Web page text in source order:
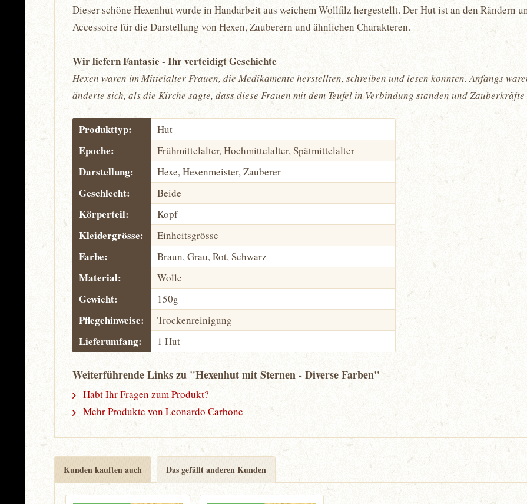
Dieser schöne Hexenhut wurde in Handarbeit aus weichem Wollfilz hergestellt. Der Hut ist an den Rändern
Accessoire für die Darstellung von Hexen, Zauberern und ähnlichen Charakteren.
Wir liefern Fantasie - Ihr verteidigt Geschichte
Hexen waren im Mittelalter Frauen, die Medikamente herstellten, schreiben und lesen konnten. Anfangs
änderte sich, als die Kirche sagte, dass diese Frauen mit dem Teufel in Verbindung standen und Zauberkräfte
Produkttyp: Hut
Epoche: Frühmittelalter, Hochmittelalter, Spätmittelalter
Darstellung: Hexe, Hexenmeister, Zauberer
Geschlecht: Beide
Körperteil: Kopf
Kleidergrösse: Einheitsgrösse
Farbe: Braun, Grau, Rot, Schwarz
Material: Wolle
Gewicht: 150g
Pflegehinweise: Trockenreinigung
Lieferumfang: 1 Hut
Weiterführende Links zu "Hexenhut mit Sternen - Diverse Farben"
Habt Ihr Fragen zum Produkt?
Mehr Produkte von Leonardo Carbone
Kunden kauften auch Das gefällt anderen Kunden